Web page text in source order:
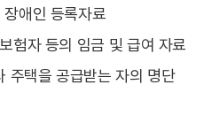
장애인 등록자료
보험자 등의 임금 및 급여 자료
주택을 공급받는 자의 명단